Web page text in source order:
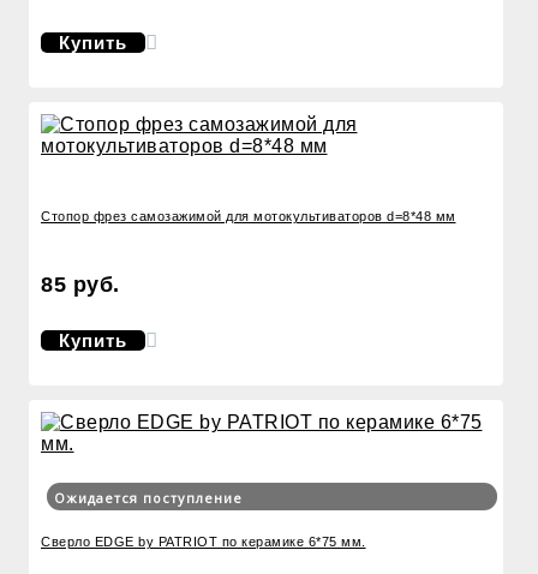
Купить
Стопор фрез самозажимой для мотокультиваторов d=8*48 мм
85 руб.
Купить
Ожидается поступление
Сверло EDGE by PATRIOT по керамике 6*75 мм.